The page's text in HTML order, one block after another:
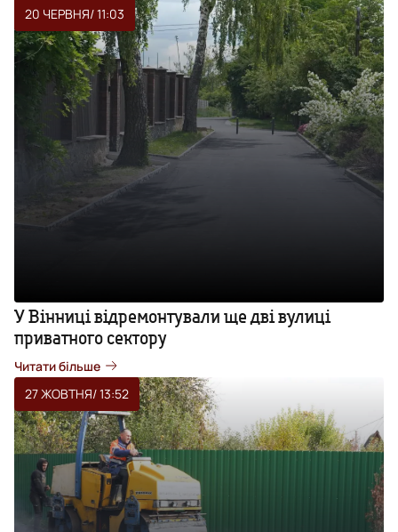
20 ЧЕРВНЯ/ 11:03
У Вінниці відремонтували ще дві вулиці
приватного сектору
Читати більше
27 ЖОВТНЯ/ 13:52